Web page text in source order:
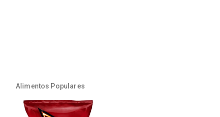
Alimentos Populares